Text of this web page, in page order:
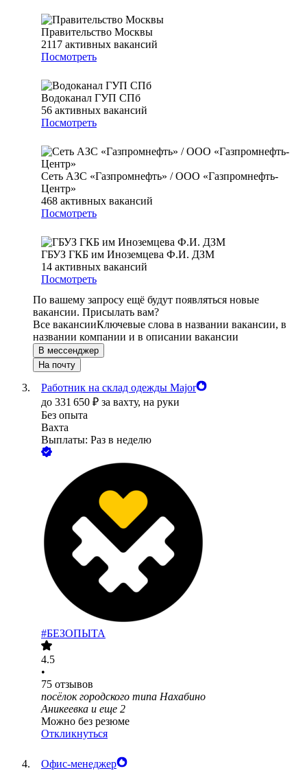
Правительство Москвы
2117 активных вакансий
Посмотреть
Водоканал ГУП СПб
56 активных вакансий
Посмотреть
Сеть АЗС «Газпромнефть» / ООО «Газпромнефть-
Центр»
468 активных вакансий
Посмотреть
ГБУЗ ГКБ им Иноземцева Ф.И. ДЗМ
14 активных вакансий
Посмотреть
По вашему запросу ещё будут появляться новые
вакансии. Присылать вам?
Все вакансииКлючевые слова в названии вакансии, в
названии компании и в описании вакансии
В мессенджер
На почту
Работник на склад одежды Major
до 331 650 ₽ за вахту, на руки
Без опыта
Вахта
Выплаты: Раз в неделю
#БЕЗОПЫТА
4.5
•
75 отзывов
посёлок городского типа Нахабино
Аникеевка и еще 2
Можно без резюме
Откликнуться
Офис-менеджер